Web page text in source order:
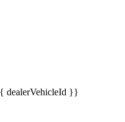
dealerVehicleId }}